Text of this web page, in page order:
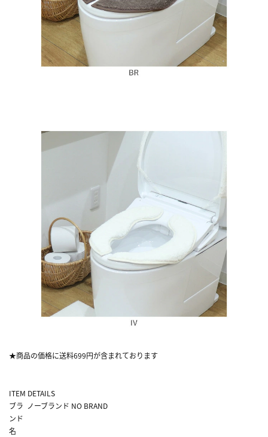
★商品の価格に送料699円が含まれております
ITEM DETAILS
ブラ
ンド
名
ノーブランド NO BRAND